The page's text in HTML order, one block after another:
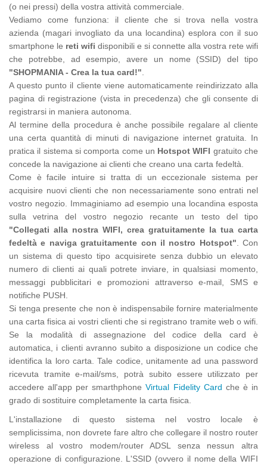
(o nei pressi) della vostra attività commerciale.
Vediamo come funziona: il cliente che si trova nella vostra
azienda (magari invogliato da una locandina) esplora con il suo
smartphone le reti wifi disponibili e si connette alla vostra rete wifi
che potrebbe, ad esempio, avere un nome (SSID) del tipo
"SHOPMANIA - Crea la tua card!".
A questo punto il cliente viene automaticamente reindirizzato alla
pagina di registrazione (vista in precedenza) che gli consente di
registrarsi in maniera autonoma.
Al termine della procedura è anche possibile regalare al cliente
una certa quantità di minuti di navigazione internet gratuita. In
pratica il sistema si comporta come un Hotspot WIFI gratuito che
concede la navigazione ai clienti che creano una carta fedeltà.
Come è facile intuire si tratta di un eccezionale sistema per
acquisire nuovi clienti che non necessariamente sono entrati nel
vostro negozio. Immaginiamo ad esempio una locandina esposta
sulla vetrina del vostro negozio recante un testo del tipo
"Collegati alla nostra WIFI, crea gratuitamente la tua carta
fedeltà e naviga gratuitamente con il nostro Hotspot". Con
un sistema di questo tipo acquisirete senza dubbio un elevato
numero di clienti ai quali potrete inviare, in qualsiasi momento,
messaggi pubblicitari e promozioni attraverso e-mail, SMS e
notifiche PUSH.
Si tenga presente che non è indispensabile fornire materialmente
una carta fisica ai vostri clienti che si registrano tramite web o wifi.
Se la modalità di assegnazione del codice della card è
automatica, i clienti avranno subito a disposizione un codice che
identifica la loro carta. Tale codice, unitamente ad una password
ricevuta tramite e-mail/sms, potrà subito essere utilizzato per
accedere all'app per smarthphoneVirtual Fidelity Card che è in
grado di sostituire completamente la carta fisica.
L'installazione di questo sistema nel vostro locale è
semplicissima, non dovrete fare altro che collegare il nostro router
wireless al vostro modem/router ADSL senza nessun altra
operazione di configurazione. L'SSID (ovvero il nome della WIFI